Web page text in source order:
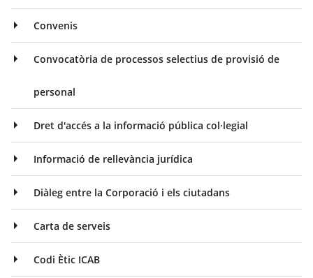
Convenis
Convocatòria de processos selectius de provisió de
personal
Dret d'accés a la informació pública col·legial
Informació de rellevància jurídica
Diàleg entre la Corporació i els ciutadans
Carta de serveis
Codi Ètic ICAB